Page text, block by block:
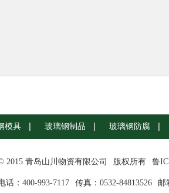
模具 玻璃钢制品 玻璃钢防腐
2015 青岛山川物资有限公司 版权所有 鲁
话：400-993-7117 传真：0532-84813526 邮